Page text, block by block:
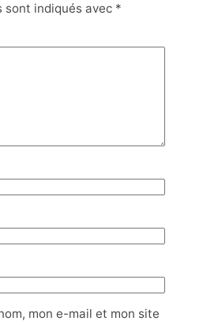
sont indiqués avec *
mon e-mail et mon site